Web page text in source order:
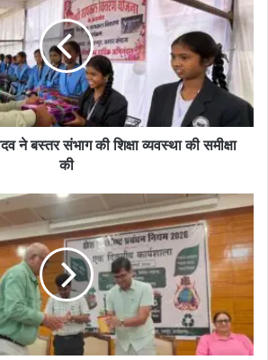
ने बस्तर संभाग की शिक्षा व्यवस्था की समीक्षा
की